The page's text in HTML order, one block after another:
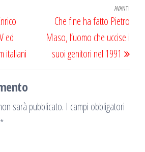
ed
italiani
AVANTI
Che fine ha fatto Pietro
Maso, l’uomo che uccise i
suoi genitori nel 1991
sarà pubblicato. I campi obbligatori
*